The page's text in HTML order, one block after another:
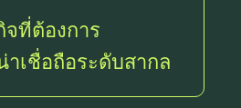
จที่ต้องการ
าเชื่อถือระดับสากล